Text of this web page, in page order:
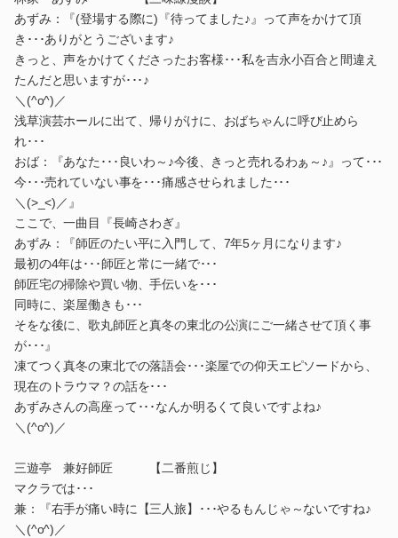
あずみ：『(登場する際に)『待ってました♪』って声をかけて頂
き･･･ありがとうございます♪
きっと、声をかけてくださったお客様･･･私を吉永小百合と間違え
たんだと思いますが･･･♪
＼(^o^)／
浅草演芸ホールに出て、帰りがけに、おばちゃんに呼び止めら
れ･･･
おば：『あなた･･･良いわ～♪今後、きっと売れるわぁ～♪』って･･･
今･･･売れていない事を･･･痛感させられました･･･
＼(>_<)／』
ここで、一曲目『長崎さわぎ』
あずみ：『師匠のたい平に入門して、7年5ヶ月になります♪
最初の4年は･･･師匠と常に一緒で･･･
師匠宅の掃除や買い物、手伝いを･･･
同時に、楽屋働きも･･･
そをな後に、歌丸師匠と真冬の東北の公演にご一緒させて頂く事
が･･･』
凍てつく真冬の東北での落語会･･･楽屋での仰天エピソードから、
現在のトラウマ？の話を･･･
あずみさんの高座って･･･なんか明るくて良いですよね♪
＼(^o^)／
三遊亭 兼好師匠 【二番煎じ】
マクラでは･･･
兼：『右手が痛い時に【三人旅】･･･やるもんじゃ～ないですね♪
＼(^o^)／